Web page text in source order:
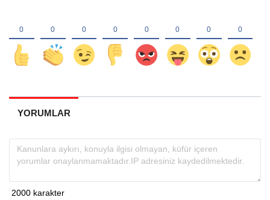
YORUMLAR